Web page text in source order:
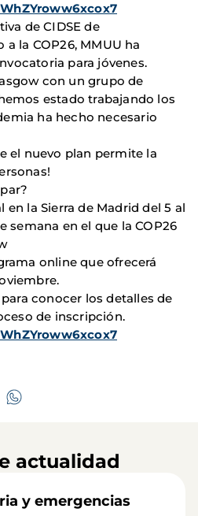
de CIDSE de
la COP26, MMUU ha
para jóvenes.
con un grupo de
estado trabajando los
ha hecho necesario
el nuevo plan permite la
la Sierra de Madrid del 5 al
semana en el que la COP26
online que ofrecerá
conocer los detalles de
de inscripción.
actualidad
y emergencias